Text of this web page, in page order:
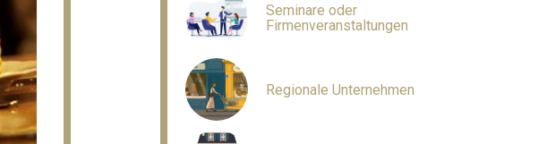
Seminare oder
Firmenveranstaltungen
Regionale Unternehmen